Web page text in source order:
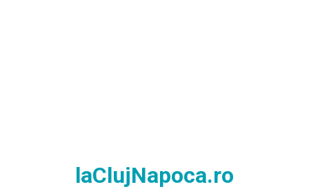
laClujNapoca.ro